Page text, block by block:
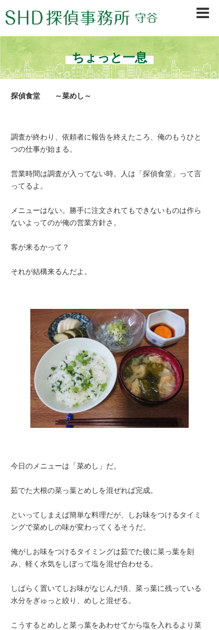
茨城県守谷市、取手市、常総市、龍ヶ崎市、坂東市、境町、古河市を中心に、浮
気調査・行動調査・信用調査等、早期調査＆秘密厳守で不安を素早く解決。初め
ての方も安心の探偵会社です。
ちょっと一息
探偵食堂 ～菜めし～
調査が終わり、依頼者に報告を終えたころ、俺のもうひと
つの仕事が始まる。
営業時間は調査が入ってない時。人は「探偵食堂」って言
ってるよ。
メニューはない。勝手に注文されてもできないものは作ら
ないよってのが俺の営業方針さ。
客が来るかって？
それが結構来るんだよ。
今日のメニューは「菜めし」だ。
茹でた大根の菜っ葉とめしを混ぜれば完成。
といってしまえば簡単な料理だが、しお味をつけるタイミ
ングで菜めしの味が変わってくるそうだ。
俺がしお味をつけるタイミングは茹でた後に菜っ葉を刻
み、軽く水気をしぼって塩を混ぜ合わせる。
しばらく置いてしお味がなじんだ頃、菜っ葉に残っている
水分をぎゅっと絞り、めしと混ぜる。
こうするとめしと菜っ葉をあわせてから塩を入れるより菜